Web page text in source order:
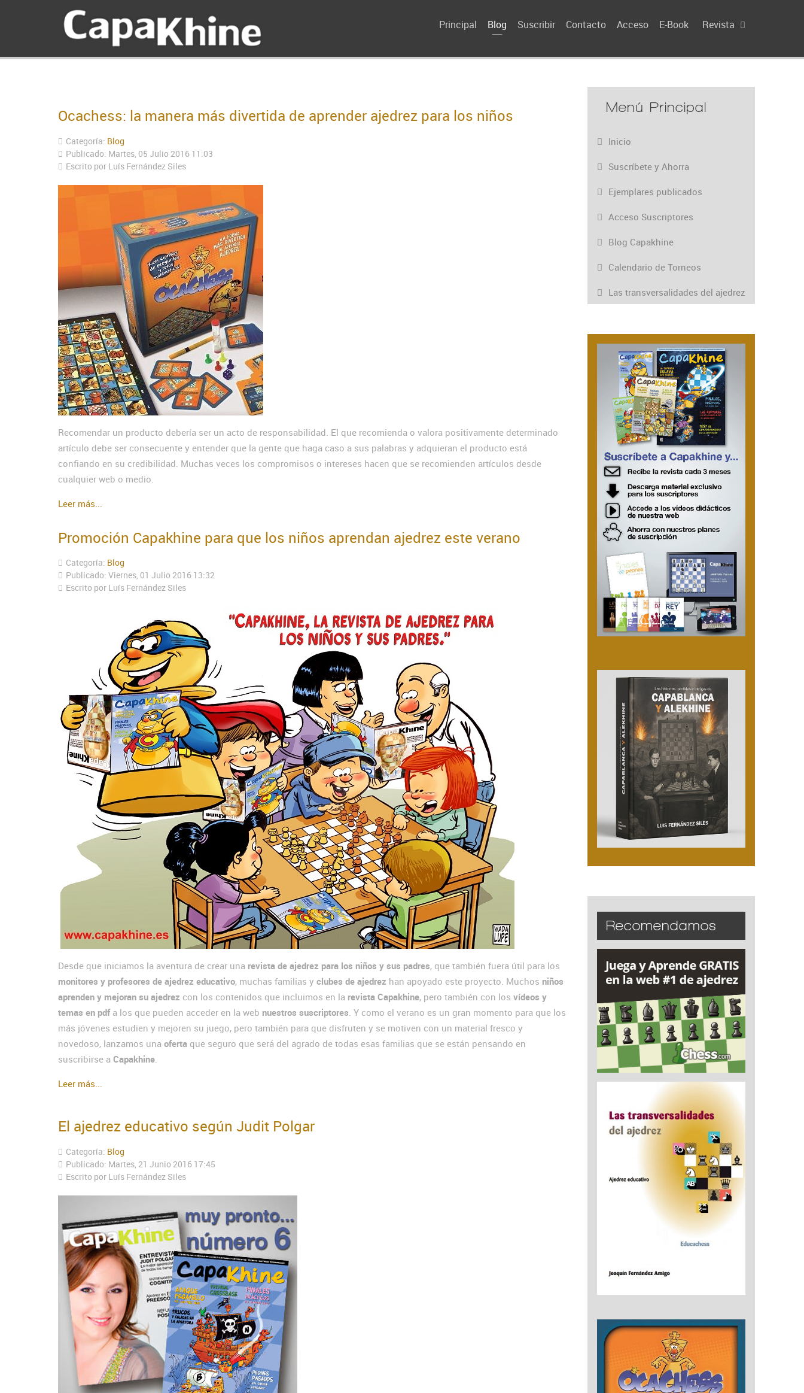
Principal Blog Suscribir Contacto Acceso E-Book Revista
Ocachess: la manera más divertida de aprender ajedrez para los niños
Categoría: Blog
Publicado: Martes, 05 Julio 2016 11:03
Escrito por Luís Fernández Siles
Recomendar un producto debería ser un acto de responsabilidad. El que recomienda o valora positivamente determinado
artículo debe ser consecuente y entender que la gente que haga caso a sus palabras y adquieran el producto está
confiando en su credibilidad. Muchas veces los compromisos o intereses hacen que se recomienden artículos desde
cualquier web o medio.
Leer más...
Promoción Capakhine para que los niños aprendan ajedrez este verano
Categoría: Blog
Publicado: Viernes, 01 Julio 2016 13:32
Escrito por Luís Fernández Siles
Desde que iniciamos la aventura de crear una revista de ajedrez para los niños y sus padres, que también fuera útil para los
monitores y profesores de ajedrez educativo, muchas familias y clubes de ajedrez han apoyado este proyecto. Muchos niños
aprenden y mejoran su ajedrez con los contenidos que incluimos en la revista Capakhine, pero también con los vídeos y
temas en pdfa los que pueden acceder en la web nuestros suscriptores. Y como el verano es un gran momento para que los
más jóvenes estudien y mejoren su juego, pero también para que disfruten y se motiven con un material fresco y
novedoso, lanzamos una oferta que seguro que será del agrado de todas esas familias que se están pensando en
suscribirse a Capakhine.
Leer más...
El ajedrez educativo según Judit Polgar
Categoría: Blog
Publicado: Martes, 21 Junio 2016 17:45
Escrito por Luís Fernández Siles
Menú Principal
Inicio
Suscríbete y Ahorra
Ejemplares publicados
Acceso Suscriptores
Blog Capakhine
Calendario de Torneos
Las transversalidades del ajedrez
Recomendamos